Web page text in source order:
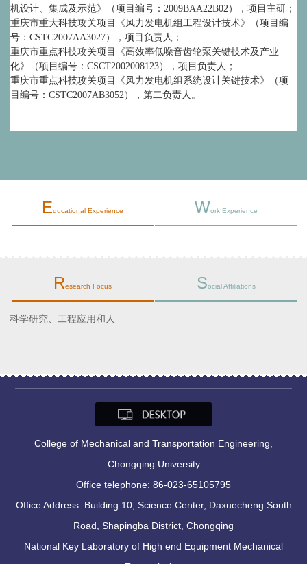
机设计、集成及示范》（项目编号：2009BAA22B02），项目主研；
重庆市重大科技攻关项目《风力发电机组工程设计技术》（项目编
号：CSTC2007AA3027），项目负责人；
重庆市重点科技攻关项目《高效率低噪音齿轮泵关键技术及产业
化》（项目编号：CSCT2002008123），项目负责人；
重庆市重点科技攻关项目《风力发电机组系统设计关键技术》（项
目编号：CSTC2007AB3052），第二负责人。
Educational Experience Work Experience
Research Focus Social Affiliations
机械、新能源、航空等工程领域的科学研究、工程应用和人
College of Mechanical and Transportation Engineering,
Chongqing University
Office telephone: 86-023-65105795
Office Address: Building 10, Science Center, Daxuecheng South
Road, Shapingba District, Chongqing
National Key Laboratory of High end Equipment Mechanical